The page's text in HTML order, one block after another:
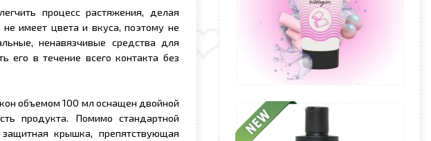
процесс растяжения, делая
имеет цвета и вкуса, поэтому не
ненавязчивые средства для
его в течение всего контакта без
объемом 100 мл оснащен двойной
продукта. Помимо стандартной
крышка, препятствующая